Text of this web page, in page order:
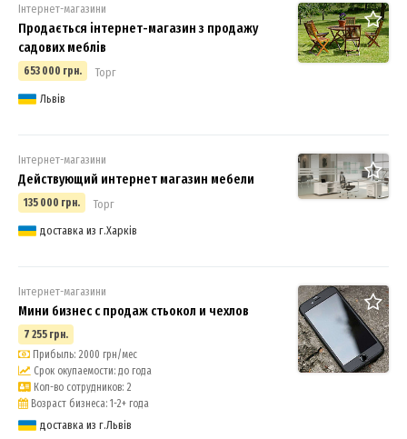
Інтернет-магазини
Продається інтернет-магазин з продажу
садових меблів
653 000 грн.
Торг
Львів
Інтернет-магазини
Действующий интернет магазин мебели
135 000 грн.
Торг
доставка из г.Харків
Інтернет-магазини
Мини бизнес с продаж стьокол и чехлов
7 255 грн.
Прибыль: 2000 грн/мес
Срок окупаемости: до года
Кол-во сотрудников: 2
Возраст бизнеса: 1-2+ года
доставка из г.Львів